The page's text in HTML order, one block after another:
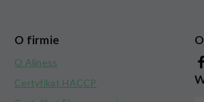
O firmie
O Aliness
Certyfikat HACCP